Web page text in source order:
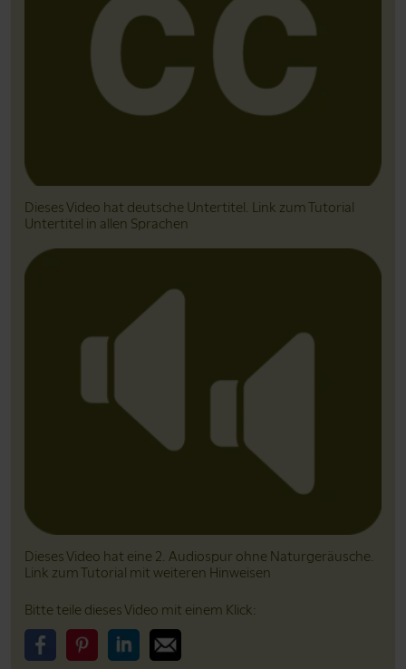
Dieses Video hat deutsche Untertitel. Link zum Tutorial
Untertitel in allen Sprachen
Dieses Video hat eine 2. Audiospur ohne Natur­geräusche.
Link zum Tutorial mit weiteren Hinweisen
Bitte teile dieses Video mit einem Klick: